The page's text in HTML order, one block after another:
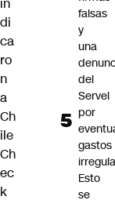
di
ca
ro
n
a
Ch
ile
Ch
ec
k
falsas
y
una
del
Servel
por
gastos
Esto
se